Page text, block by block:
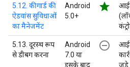
5.12. कीगार्ड की
ऐडवांस सुविधाओं
का मैनेजमेंट
Android
5.0+
star
5.13. दूरस्थ रूप
से डीबग करना
Android
7.0 या
इसके बाद
remove_circle_outline
जुड़े